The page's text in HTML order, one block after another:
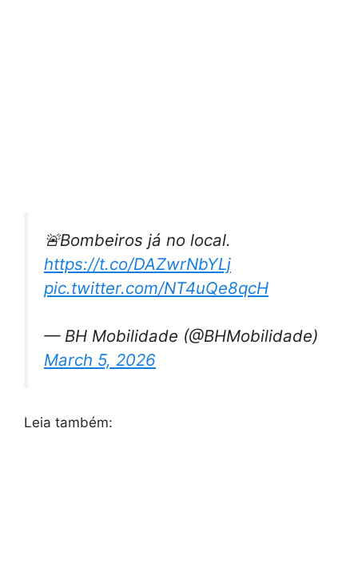
🚨Bombeiros já no local.
https://t.co/DAZwrNbYLj
pic.twitter.com/NT4uQe8qcH
— BH Mobilidade (@BHMobilidade)
March 5, 2026
Leia também: